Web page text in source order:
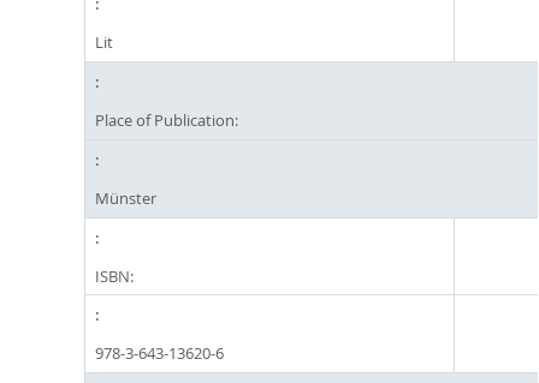
Lit
Place of Publication:
Münster
ISBN:
978-3-643-13620-6